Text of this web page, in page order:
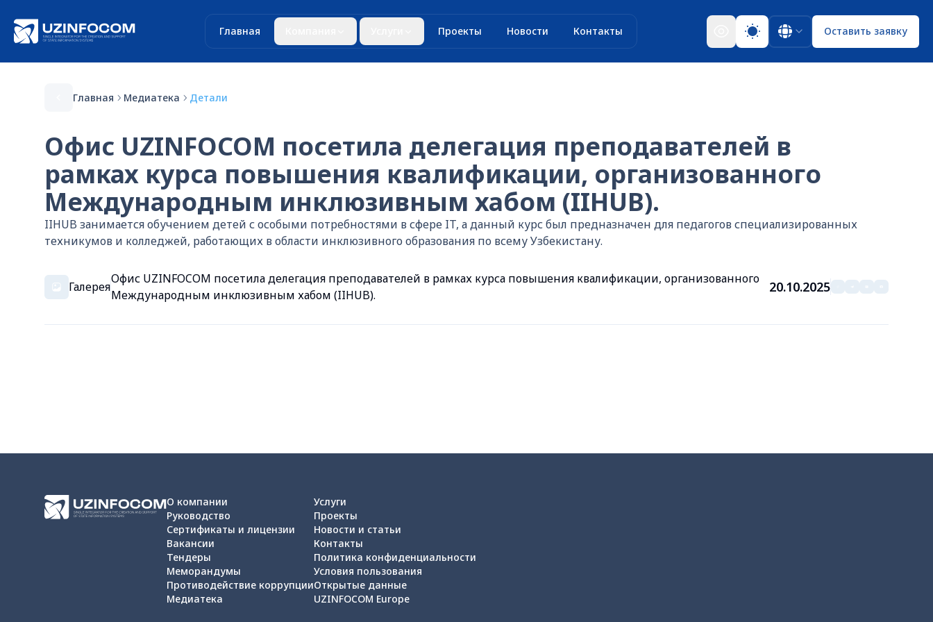
Главная Проекты Новости Контакты Оставить заявку
Главная Медиатека Детали
Офис UZINFOCOM посетила делегация преподавателей в
рамках курса повышения квалификации, организованного
Международным инклюзивным хабом (IIHUB).
IIHUB занимается обучением детей с особыми потребностями в сфере IT, а данный курс был предназначен для педагогов специализированных
техникумов и колледжей, работающих в области инклюзивного образования по всему Узбекистану.
Галерея
Офис UZINFOCOM посетила делегация преподавателей в рамках курса повышения квалификации, организованного
Международным инклюзивным хабом (IIHUB).
20.10.2025
О компании
Руководство
Сертификаты и лицензии
Вакансии
Тендеры
Меморандумы
Противодействие коррупции
Медиатека
Услуги
Проекты
Новости и статьи
Контакты
Политика конфиденциальности
Условия пользования
Открытые данные
UZINFOCOM Europe